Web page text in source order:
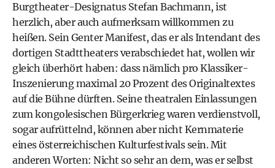
Burgtheater-Designatus Stefan Bachmann, ist
herzlich, aber auch aufmerksam willkommen zu
heißen. Sein Genter Manifest, das er als Intendant des
dortigen Stadttheaters verabschiedet hat, wollen wir
gleich überhört haben: dass nämlich pro Klassiker-
Inszenierung maximal 20 Prozent des Originaltextes
auf die Bühne dürften. Seine theatralen Einlassungen
zum kongolesischen Bürgerkrieg waren verdienstvoll,
sogar aufrüttelnd, können aber nicht Kernmaterie
eines österreichischen Kulturfestivals sein. Mit
anderen Worten: Nicht so sehr an dem, was er selbst